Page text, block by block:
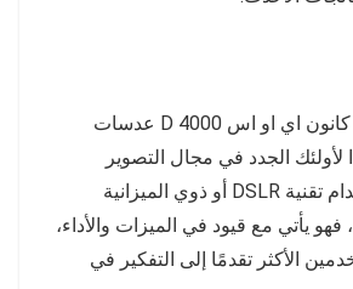
باختصار تعد كاميرا كانون اي او اس 4000 D عدسات
لأولئك الجدد في مجال التصوير
الفوتوغرافي باستخدام تقنية DSLR أو ذوي الميزانية
يأتي مع قيود في الميزات والأداء،
الأكثر تقدمًا إلى التفكير في